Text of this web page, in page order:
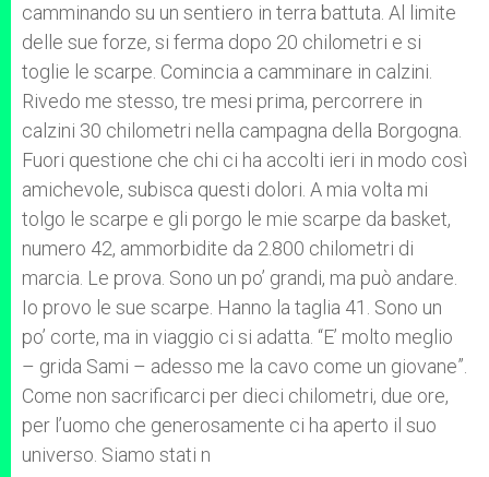
camminando su un sentiero in terra battuta. Al limite
delle sue forze, si ferma dopo 20 chilometri e si
toglie le scarpe. Comincia a camminare in calzini.
Rivedo me stesso, tre mesi prima, percorrere in
calzini 30 chilometri nella campagna della Borgogna.
Fuori questione che chi ci ha accolti ieri in modo così
amichevole, subisca questi dolori. A mia volta mi
tolgo le scarpe e gli porgo le mie scarpe da basket,
numero 42, ammorbidite da 2.800 chilometri di
marcia. Le prova. Sono un po’ grandi, ma può andare.
Io provo le sue scarpe. Hanno la taglia 41. Sono un
po’ corte, ma in viaggio ci si adatta. “E’ molto meglio
– grida Sami – adesso me la cavo come un giovane”.
Come non sacrificarci per dieci chilometri, due ore,
per l’uomo che generosamente ci ha aperto il suo
universo. Siamo stati n